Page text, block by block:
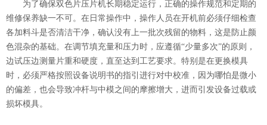
为了确保双色片压片机长期稳定运行，正确的操作规范和定期的
维修保养缺一不可。在日常操作中，操作人员在开机前必须仔细检查
各加料斗是否清洁干净，确认没有上一批次残留的物料，这是防止颜
色混杂的基础。在调节填充量和压力时，应遵循“少量多次”的原则，
边试压边测量片重和硬度，直至达到工艺要求。特别是在更换模具
时，必须严格按照设备说明书的指引进行对中校准，因为哪怕是微小
的偏差，也会导致冲杆与中模之间的摩擦增大，进而引发设备过载或
损坏模具。